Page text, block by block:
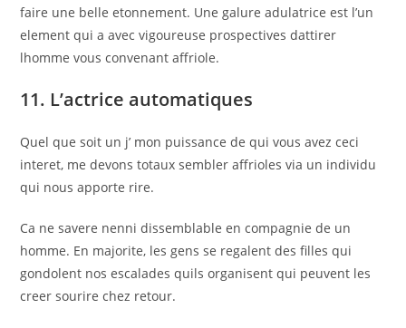
faire une belle etonnement. Une galure adulatrice est l’un
element qui a avec vigoureuse prospectives dattirer
lhomme vous convenant affriole.
11. L’actrice automatiques
Quel que soit un j’ mon puissance de qui vous avez ceci
interet, me devons totaux sembler affrioles via un individu
qui nous apporte rire.
Ca ne savere nenni dissemblable en compagnie de un
homme. En majorite, les gens se regalent des filles qui
gondolent nos escalades quils organisent qui peuvent les
creer sourire chez retour.